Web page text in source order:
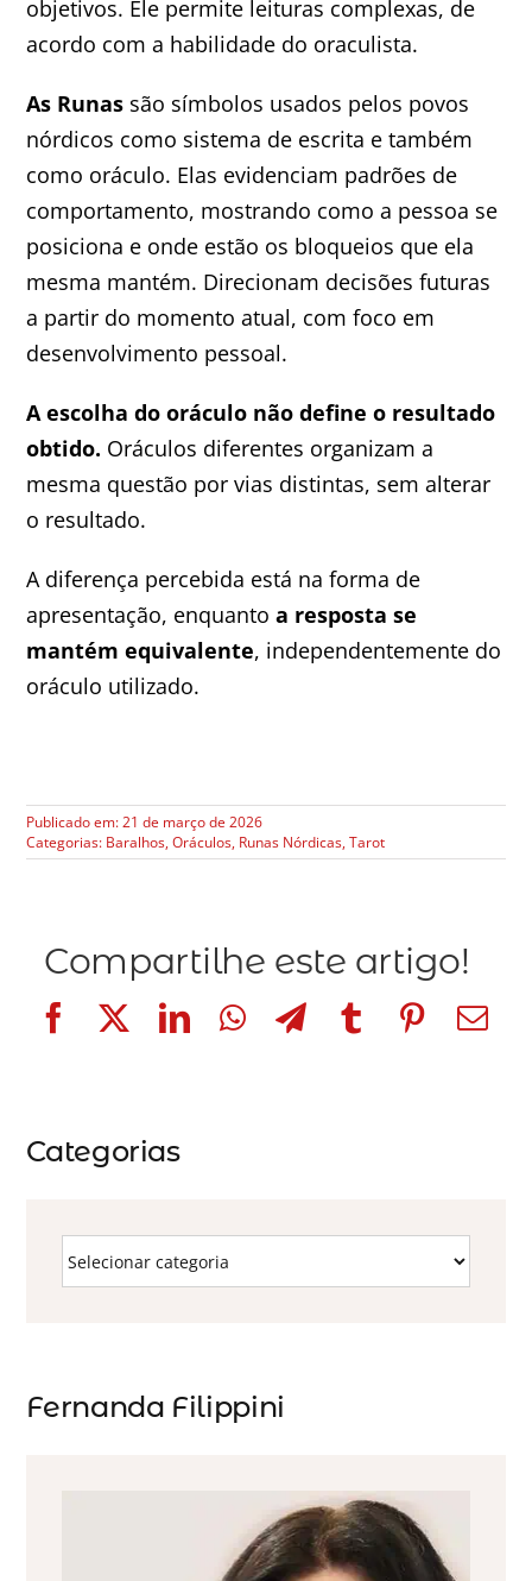
objetivos. Ele permite leituras complexas, de
acordo com a habilidade do oraculista.
As Runas são símbolos usados pelos povos
nórdicos como sistema de escrita e também
como oráculo. Elas evidenciam padrões de
comportamento, mostrando como a pessoa se
posiciona e onde estão os bloqueios que ela
mesma mantém. Direcionam decisões futuras
a partir do momento atual, com foco em
desenvolvimento pessoal.
A escolha do oráculo não define o resultado
obtido. Oráculos diferentes organizam a
mesma questão por vias distintas, sem alterar
o resultado.
A diferença percebida está na forma de
apresentação, enquantoa resposta se
mantém equivalente, independentemente do
oráculo utilizado.
Publicado em: 21 de março de 2026
Categorias: Baralhos,Oráculos, Runas Nórdicas,Tarot
Compartilhe este artigo!
Categorias
Fernanda Filippini